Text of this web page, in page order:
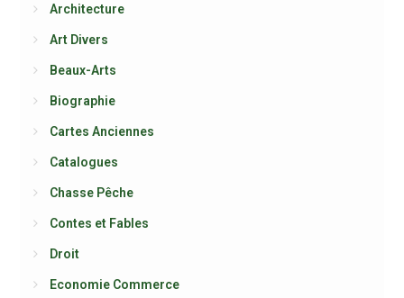
Architecture
Art Divers
Beaux-Arts
Biographie
Cartes Anciennes
Catalogues
Chasse Pêche
Contes et Fables
Droit
Economie Commerce